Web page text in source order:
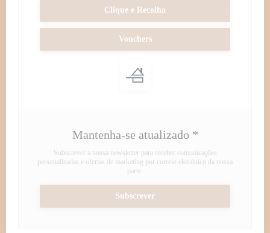
Clique e Recolha
Vouchers
Mantenha-se atualizado *
Subscrever a nossa newsletter para receber comunicações
personalizadas e ofertas de marketing por correio eletrónico da nossa
parte.
Subscrever